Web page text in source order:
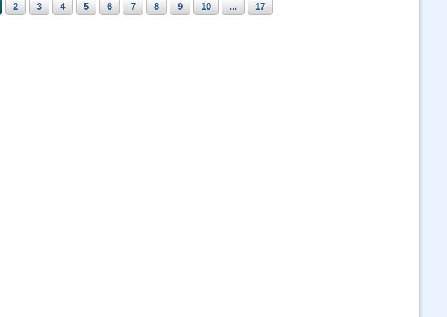
2 3 4 5 6 7 8 9 10 ... 17